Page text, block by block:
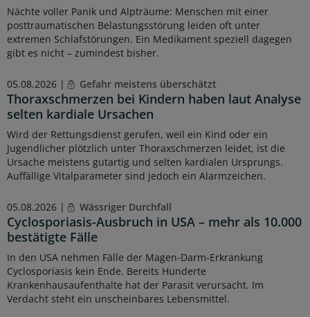
Nächte voller Panik und Alpträume: Menschen mit einer
posttraumatischen Belastungsstörung leiden oft unter
extremen Schlafstörungen. Ein Medikament speziell dagegen
gibt es nicht – zumindest bisher.
05.08.2026 | Gefahr meistens überschätzt
Thoraxschmerzen bei Kindern haben laut Analyse
selten kardiale Ursachen
Wird der Rettungsdienst gerufen, weil ein Kind oder ein
Jugendlicher plötzlich unter Thoraxschmerzen leidet, ist die
Ursache meistens gutartig und selten kardialen Ursprungs.
Auffällige Vitalparameter sind jedoch ein Alarmzeichen.
05.08.2026 | Wässriger Durchfall
Cyclosporiasis-Ausbruch in USA – mehr als 10.000
bestätigte Fälle
In den USA nehmen Fälle der Magen-Darm-Erkrankung
Cyclosporiasis kein Ende. Bereits Hunderte
Krankenhausaufenthalte hat der Parasit verursacht. Im
Verdacht steht ein unscheinbares Lebensmittel.